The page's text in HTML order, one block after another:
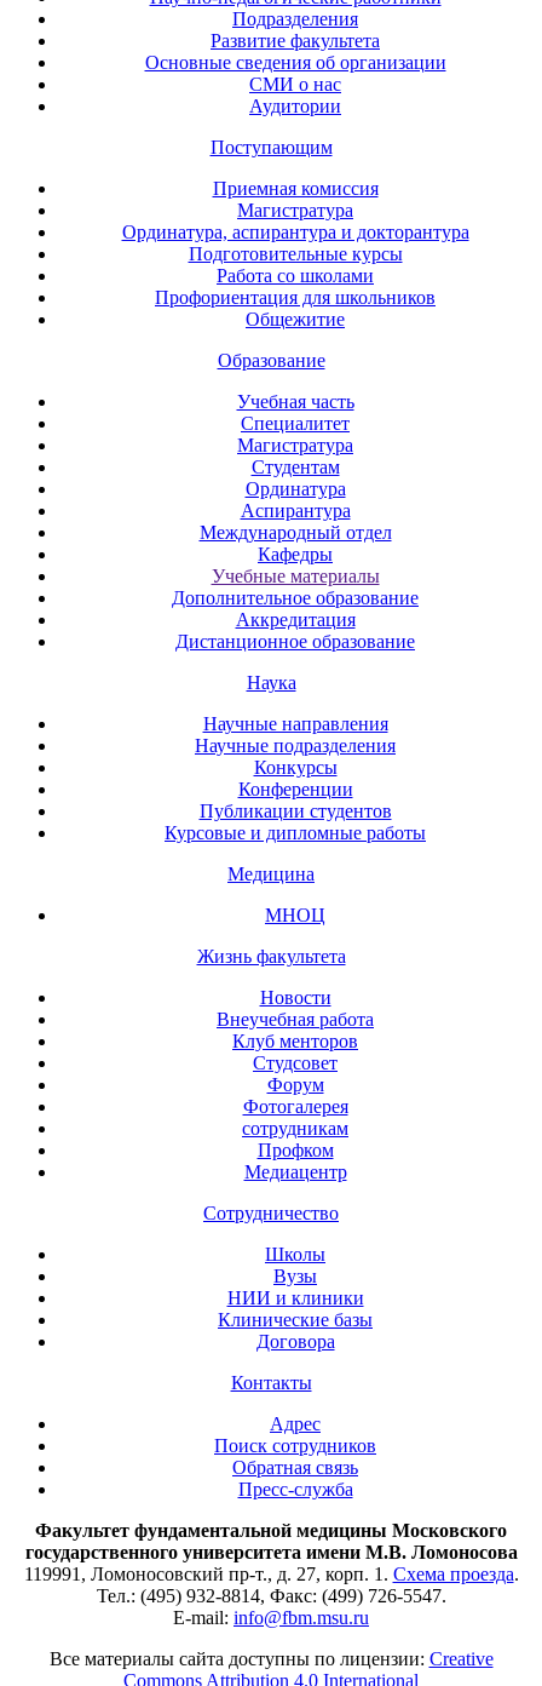
Подразделения
Развитие факультета
Основные сведения об организации
СМИ о нас
Аудитории
Поступающим
Приемная комиссия
Магистратура
Ординатура, аспирантура и докторантура
Подготовительные курсы
Работа со школами
Профориентация для школьников
Общежитие
Образование
Учебная часть
Специалитет
Магистратура
Студентам
Ординатура
Аспирантура
Международный отдел
Кафедры
Учебные материалы
Дополнительное образование
Аккредитация
Дистанционное образование
Наука
Научные направления
Научные подразделения
Конкурсы
Конференции
Публикации студентов
Курсовые и дипломные работы
Медицина
МНОЦ
Жизнь факультета
Новости
Внеучебная работа
Клуб менторов
Студсовет
Форум
Фотогалерея
сотрудникам
Профком
Медиацентр
Сотрудничество
Школы
Вузы
НИИ и клиники
Клинические базы
Договора
Контакты
Адрес
Поиск сотрудников
Обратная связь
Пресс-служба
Факультет фундаментальной медицины Московского
государственного университета имени М.В. Ломоносова
119991, Ломоносовский пр-т., д. 27, корп. 1. Схема проезда.
Тел.: (495) 932-8814, Факс: (499) 726-5547.
E-mail: info@fbm.msu.ru
Все материалы сайта доступны по лицензии: Creative
Commons Attribution 4.0 International